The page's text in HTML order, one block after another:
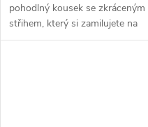
pohodlný kousek se zkráceným
střihem, který si zamilujete na
sport i běžné nošení. Má